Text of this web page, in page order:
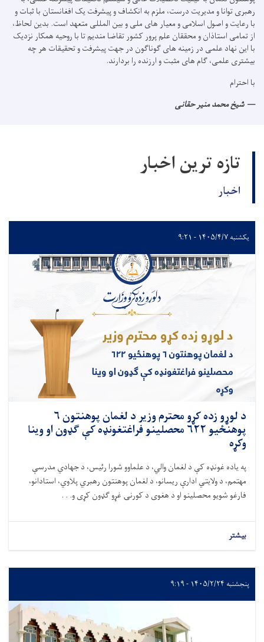
رهبری توانا و مدیریت درست، ملزم به انکشاف و پیشرفت یک افغانستان با ثبات و
با رعایت و اصول اسلامی و معیار های ملی و بین المللی متعهد است. بدین لحاظ،
از تمامی استاذان و محققان علم پرور کشور تقاضا مندیم تا با روحیه همکار نزدیک
با این نهاد علمی در زمینه های ګوناګون در جهت پیشرفت و تحقیقات هر چه
بیشتری علمی، ګام های مثبت و ارزنده را بردارند.
با احترام
شیخ محمد منیر حقانی
تازه ترین اخبار
اخبار
یکشنبه ۱۴۰۵/۴/۷ - ۹:۲۱
د لوړو زده کړو محترم وزیر د لغمان پوهنتون ۶
پوهنځيو ۶۲۲ محصلینو فراغتغونډه کې ګډون او وینا
وکړه
په یاده غونډه کې د لغمان والي، د علماوو شورا رئيس، د جهادي مدرسې
مهتمم، د ولایتي ادارې ریسانو، د لغمان پوهنتون رهبري پلاوي، استادانو،
فارغو شویو محصلینو او د هغوی د کورنۍ غړو ګډون کړی و. . .
بیشتر
پنجشنبه ۱۴۰۵/۲/۲۴ - ۹:۱۹